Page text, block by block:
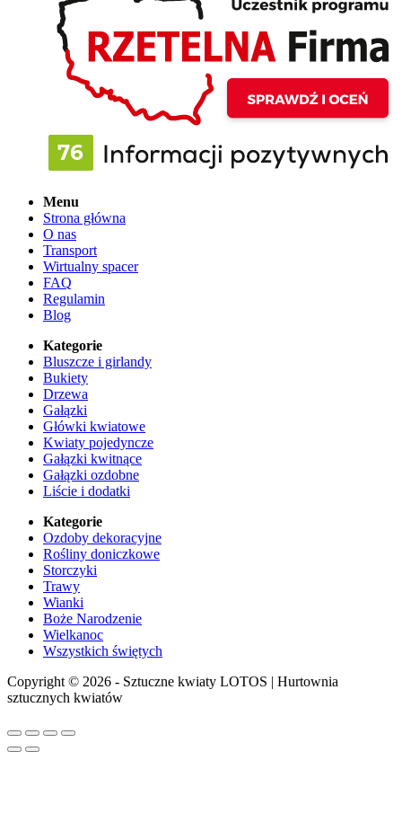
Menu
Strona główna
O nas
Transport
Wirtualny spacer
FAQ
Regulamin
Blog
Kategorie
Bluszcze i girlandy
Bukiety
Drzewa
Gałązki
Główki kwiatowe
Kwiaty pojedyncze
Gałązki kwitnące
Gałązki ozdobne
Liście i dodatki
Kategorie
Ozdoby dekoracyjne
Rośliny doniczkowe
Storczyki
Trawy
Wianki
Boże Narodzenie
Wielkanoc
Wszystkich świętych
Copyright © 2026 - Sztuczne kwiaty LOTOS | Hurtownia
sztucznych kwiatów